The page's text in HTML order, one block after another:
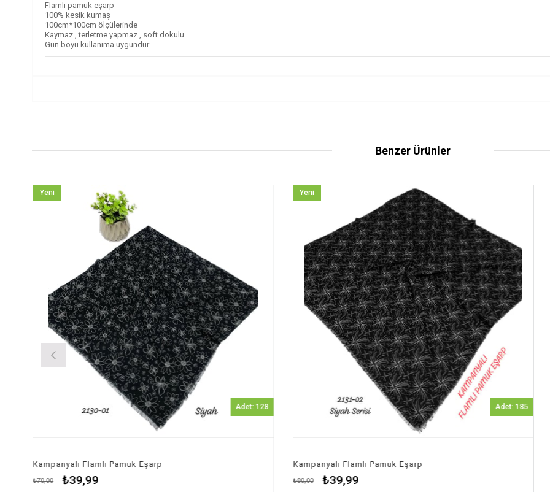
Flamlı pamuk eşarp
100% kesik kumaş
100cm*100cm ölçülerinde
Kaymaz , terletme yapmaz , soft dokulu
Gün boyu kullanıma uygundur
Benzer Ürünler
Adet: 128
Kampanyalı Flamlı Pamuk Eşarp
Adet: 185
Kampanyalı Flamlı Pamuk Eşarp
Yeni
Ürün